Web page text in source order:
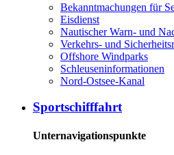
Bekanntmachungen für
Eisdienst
Nautischer Warn- und
Verkehrs- und
Offshore Windparks
Schleuseninformationen
Nord-Ostsee-Kanal
Sportschifffahrt
Unternavigationspunkte